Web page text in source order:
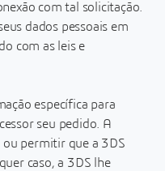
com tal solicitação.
dados pessoais em
com as leis e
específica para
seu pedido. A
ou permitir que a 3DS
caso, a 3DS lhe